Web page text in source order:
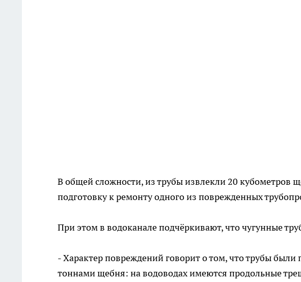
В общей сложности, из трубы извлекли 20 кубометров
подготовку к ремонту одного из поврежденных
При этом в водоканале подчёркивают, что чугунные
- Характер повреждений говорит о том, что трубы были
тоннами щебня: на водоводах имеются продольные